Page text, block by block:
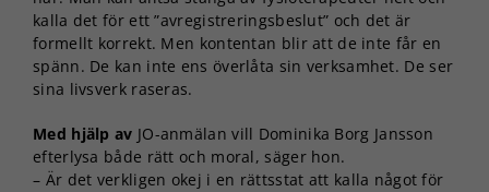
kalla det för ett ”avregistreringsbeslut” och det är
formellt korrekt. Men kontentan blir att de inte får en
spänn. De kan inte ens överlåta sin verksamhet. De ser
sina livsverk raseras.
Med hjälp av JO-anmälan vill Dominika Borg Jansson
efterlysa både rätt och moral, säger hon.
– Är det verkligen okej i en rättsstat att kalla något för